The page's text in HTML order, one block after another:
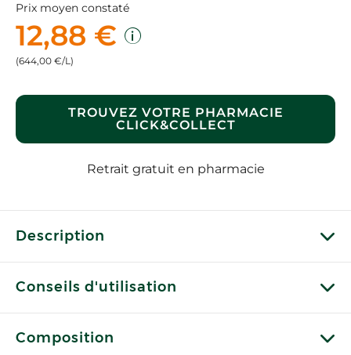
Prix moyen constaté
12,88 €
(644,00 €/L)
TROUVEZ VOTRE PHARMACIE
CLICK&COLLECT
Retrait gratuit en pharmacie
Description
Conseils d'utilisation
Composition